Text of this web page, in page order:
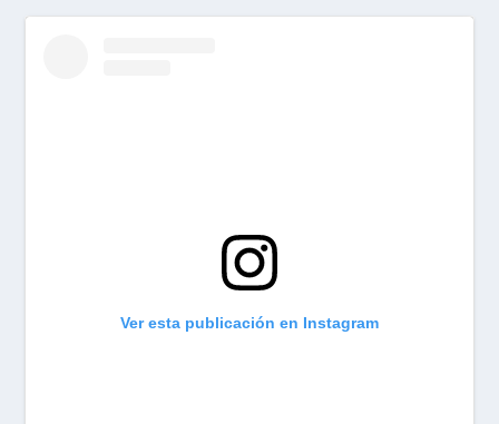
Ver esta publicación en Instagram